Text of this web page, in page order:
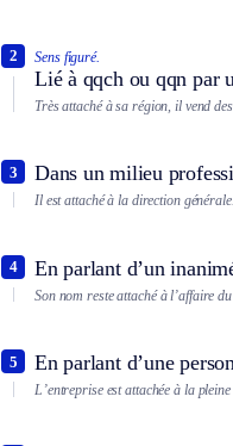
Sens figuré.
Lié à qqch ou qqn par
2
Très attaché à sa région, il vend
Dans un milieu
3
Il est attaché à la direction générale.
En parlant d’un
4
Son nom reste attaché à l’affaire du
En parlant d’une
5
L’entreprise est attachée à la